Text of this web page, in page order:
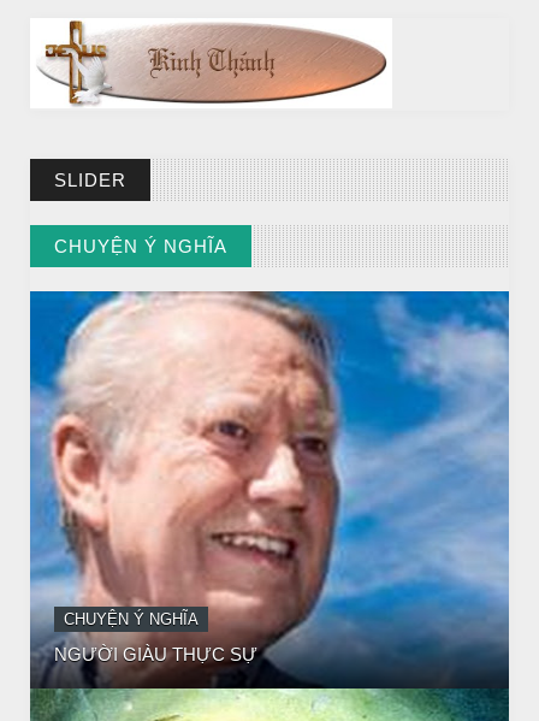
SLIDER
CHUYỆN Ý NGHĨA
// VIEW MORE BY CHUYỆN Ý NGHĨA
CHUYỆN Ý NGHĨA
NGƯỜI GIÀU THỰC SỰ
CHUYỆN Ý NGHĨA
CÔ BÉ BÁN DIÊM